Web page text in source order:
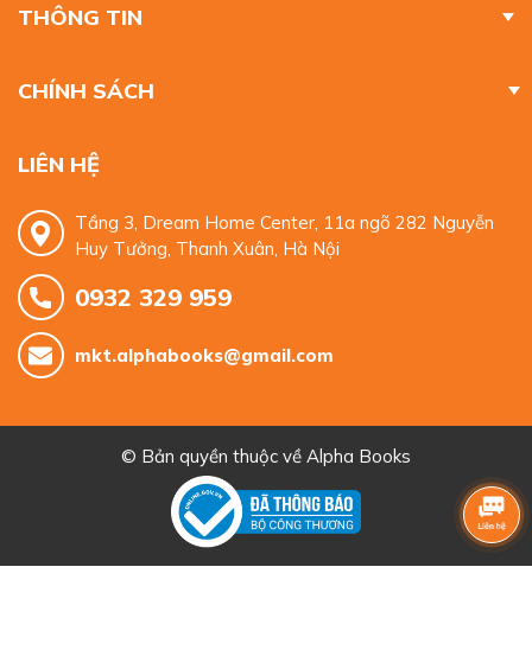
THÔNG TIN
CHÍNH SÁCH
LIÊN HỆ
Tầng 3, Dream Home Center, 11a ngõ 282 Nguyễn
Huy Tưởng, Thanh Xuân, Hà Nội
0932 329 959
mkt.alphabooks@gmail.com
© Bản quyền thuộc về Alpha Books